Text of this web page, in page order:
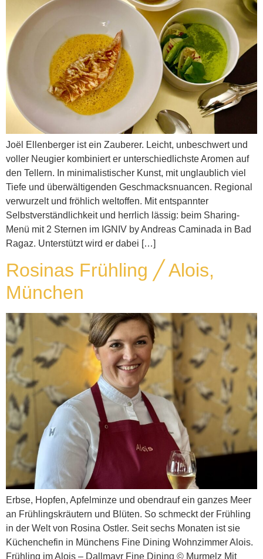
Joël Ellenberger ist ein Zauberer. Leicht, unbeschwert und
voller Neugier kombiniert er unterschiedlichste Aromen auf
den Tellern. In minimalistischer Kunst, mit unglaublich viel
Tiefe und überwältigenden Geschmacksnuancen. Regional
verwurzelt und fröhlich weltoffen. Mit entspannter
Selbstverständlichkeit und herrlich lässig: beim Sharing-
Menü mit 2 Sternen im IGNIV by Andreas Caminada in Bad
Ragaz. Unterstützt wird er dabei […]
Rosinas Frühling ╱ Alois,
München
Erbse, Hopfen, Apfelminze und obendrauf ein ganzes Meer
an Frühlingskräutern und Blüten. So schmeckt der Frühling
in der Welt von Rosina Ostler. Seit sechs Monaten ist sie
Küchenchefin in Münchens Fine Dining Wohnzimmer Alois.
Frühling im Alois – Dallmayr Fine Dining © Murmelz Mit